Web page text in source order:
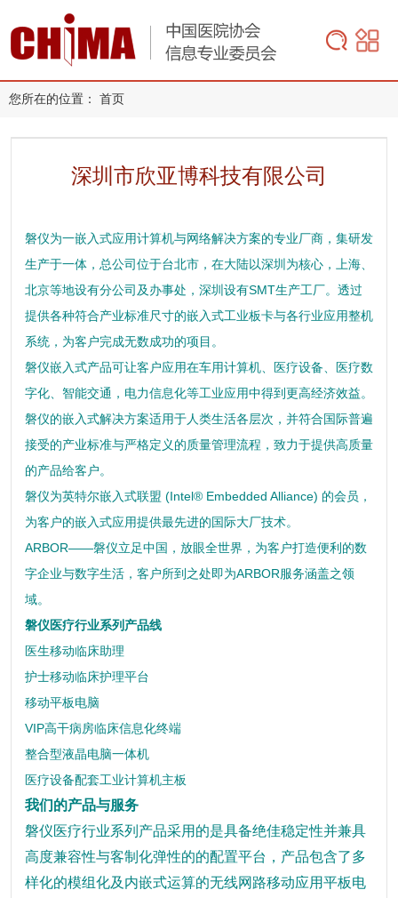
您所在的位置： 首页
深圳市欣亚博科技有限公司
磐仪为一嵌入式应用计算机与网络解决方案的专业厂商，集研发
生产于一体，总公司位于台北市，在大陆以深圳为核心，上海、
北京等地设有分公司及办事处，深圳设有SMT生产工厂。透过
提供各种符合产业标准尺寸的嵌入式工业板卡与各行业应用整机
系统，为客户完成无数成功的项目。
磐仪嵌入式产品可让客户应用在车用计算机、医疗设备、医疗数
字化、智能交通，电力信息化等工业应用中得到更高经济效益。
磐仪的嵌入式解决方案适用于人类生活各层次，并符合国际普遍
接受的产业标准与严格定义的质量管理流程，致力于提供高质量
的产品给客户。
磐仪为英特尔嵌入式联盟 (Intel® Embedded Alliance) 的会员，
为客户的嵌入式应用提供最先进的国际大厂技术。
ARBOR——磐仪立足中国，放眼全世界，为客户打造便利的数
字企业与数字生活，客户所到之处即为ARBOR服务涵盖之领
域。
磐仪医疗行业系列产品线
医生移动临床助理
护士移动临床护理平台
移动平板电脑
VIP高干病房临床信息化终端
整合型液晶电脑一体机
医疗设备配套工业计算机主板
我们的产品与服务
磐仪医疗行业系列产品采用的是具备绝佳稳定性并兼具
高度兼容性与客制化弹性的的配置平台，产品包含了多
样化的模组化及内嵌式运算的无线网路移动应用平板电